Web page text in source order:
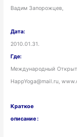
Вадим Запорожцев,
Дата:
2010.01.31.
Где:
Международный
HappYoga@mail.ru,
Краткое
описание :